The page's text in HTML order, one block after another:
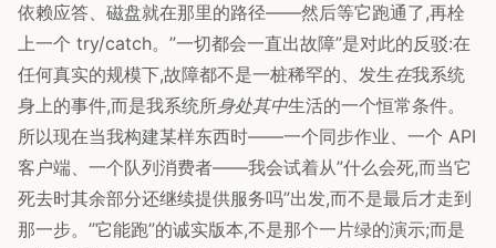
依赖应答、磁盘就在那里的路径——然后等它跑通了,再栓
上一个 try/catch。”一切都会一直出故障”是对此的反驳:在
任何真实的规模下,故障都不是一桩稀罕的、发生在我系统
身上的事件,而是我系统所身处其中生活的一个恒常条件。
所以现在当我构建某样东西时——一个同步作业、一个 API
客户端、一个队列消费者——我会试着从”什么会死,而当它
死去时其余部分还继续提供服务吗”出发,而不是最后才走到
那一步。”它能跑”的诚实版本,不是那个一片绿的演示;而是